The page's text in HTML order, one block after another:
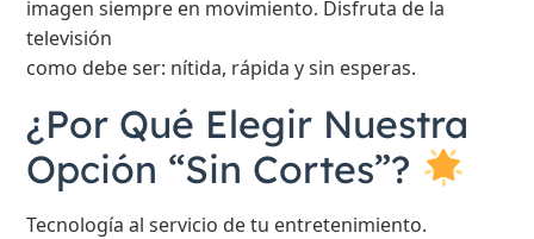
imagen siempre en movimiento. Disfruta de la
televisión
como debe ser: nítida, rápida y sin esperas.
¿Por Qué Elegir Nuestra
Opción “Sin Cortes”?
Tecnología al servicio de tu entretenimiento.